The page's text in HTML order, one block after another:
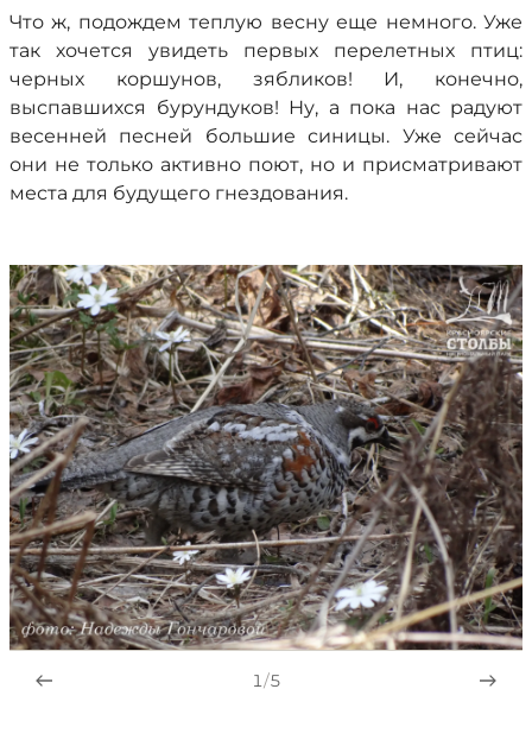
Что ж, подождем теплую весну еще немного. Уже
так хочется увидеть первых перелетных птиц:
черных коршунов, зябликов! И, конечно,
выспавшихся бурундуков! Ну, а пока нас радуют
весенней песней большие синицы. Уже сейчас
они не только активно поют, но и присматривают
места для будущего гнездования.
1/5